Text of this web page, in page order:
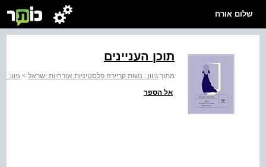
שלום אורח
תוכן העניינים
מתוך:גיוון : נשות קריירה פלסטיניות אזרחיות ישראל > גיוון:
אל הספר